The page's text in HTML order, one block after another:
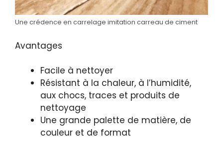
Une crédence en carrelage imitation carreau de ciment
Avantages
Facile à nettoyer
Résistant à la chaleur, à l’humidité,
aux chocs, traces et produits de
nettoyage
Une grande palette de matière, de
couleur et de format